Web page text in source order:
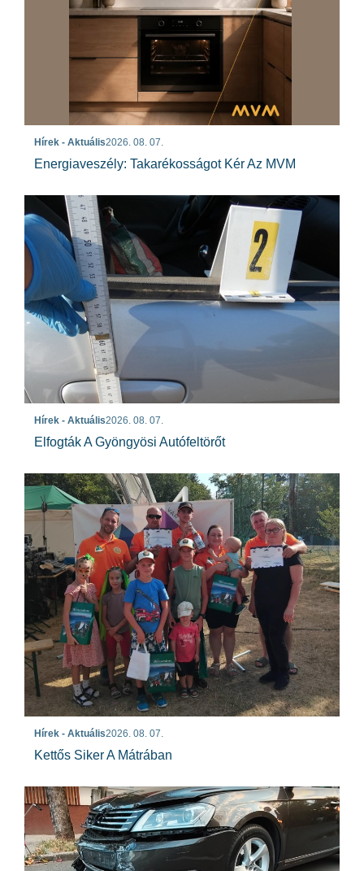
Hírek - Aktuális2026. 08. 07.
Energiaveszély: Takarékosságot Kér Az MVM
Hírek - Aktuális2026. 08. 07.
Elfogták A Gyöngyösi Autófeltörőt
Hírek - Aktuális2026. 08. 07.
Kettős Siker A Mátrában